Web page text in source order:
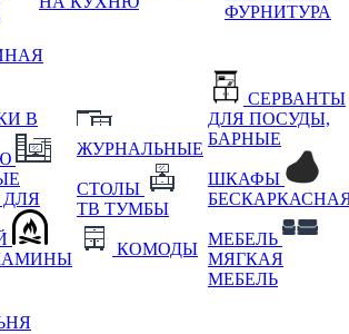
ФУРНИТУРА
В
ЖУРНАЛЬНЫЕ
СТОЛЫ
ТВ ТУМБЫ
КОМОДЫ
СЕРВАНТЫ
ДЛЯ ПОСУДЫ,
БАРНЫЕ
ШКАФЫ
МЕБЕЛЬ
МЯГКАЯ
МЕБЕЛЬ